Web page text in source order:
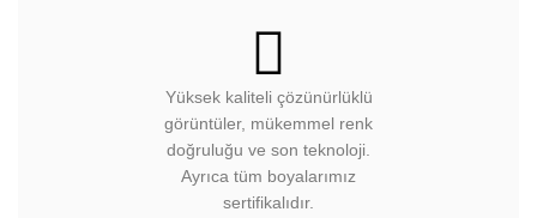
Yüksek kaliteli çözünürlüklü
görüntüler, mükemmel renk
doğruluğu ve son teknoloji.
Ayrıca tüm boyalarımız
sertifikalıdır.